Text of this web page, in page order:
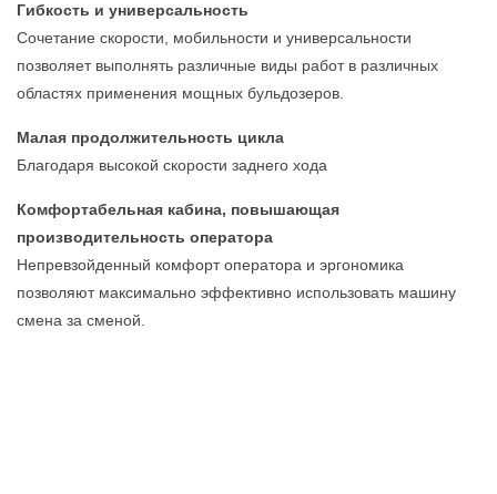
Гибкость и универсальность
Сочетание скорости, мобильности и универсальности
позволяет выполнять различные виды работ в различных
областях применения мощных бульдозеров.
Малая продолжительность цикла
Благодаря высокой скорости заднего хода
Комфортабельная кабина, повышающая
производительность оператора
Непревзойденный комфорт оператора и эргономика
позволяют максимально эффективно использовать машину
смена за сменой.